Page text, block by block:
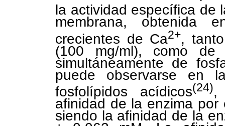
la actividad específica de
membrana, obtenida
crecientes de Ca2+,
(100 mg/ml), como
simultáneamente de
puede observarse en
fosfolípidos acídicos(24),
afinidad de la enzima
siendo la afinidad de la